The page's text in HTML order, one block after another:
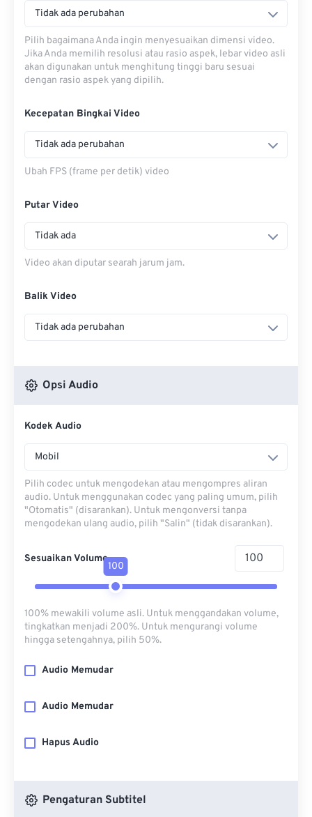
Tidak ada perubahan
Pilih bagaimana Anda ingin menyesuaikan dimensi video.
Jika Anda memilih resolusi atau rasio aspek, lebar video asli
akan digunakan untuk menghitung tinggi baru sesuai
dengan rasio aspek yang dipilih.
Kecepatan Bingkai Video
Tidak ada perubahan
Ubah FPS (frame per detik) video
Putar Video
Tidak ada
Video akan diputar searah jarum jam.
Balik Video
Tidak ada perubahan
Opsi Audio
Kodek Audio
Mobil
Pilih codec untuk mengodekan atau mengompres aliran
audio. Untuk menggunakan codec yang paling umum, pilih
"Otomatis" (disarankan). Untuk mengonversi tanpa
mengodekan ulang audio, pilih "Salin" (tidak disarankan).
Sesuaikan Volume
100
100% mewakili volume asli. Untuk menggandakan volume,
tingkatkan menjadi 200%. Untuk mengurangi volume
hingga setengahnya, pilih 50%.
Audio Memudar
Audio Memudar
Hapus Audio
Pengaturan Subtitel